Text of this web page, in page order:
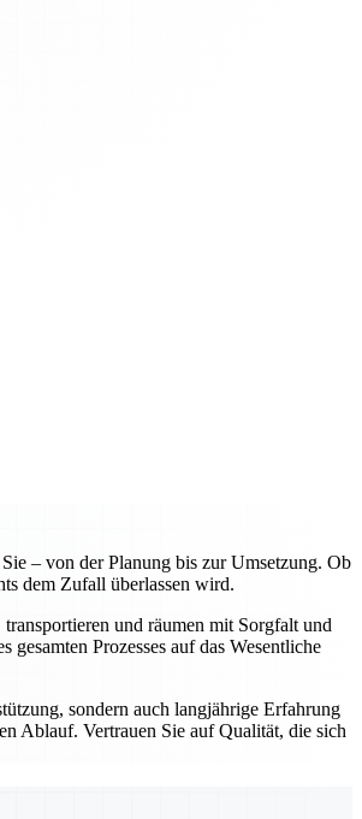
– von der Planung bis zur Umsetzung. Ob
dem Zufall überlassen wird.
und räumen mit Sorgfalt und
Prozesses auf das Wesentliche
sondern auch langjährige Erfahrung
Ablauf. Vertrauen Sie auf Qualität, die sich